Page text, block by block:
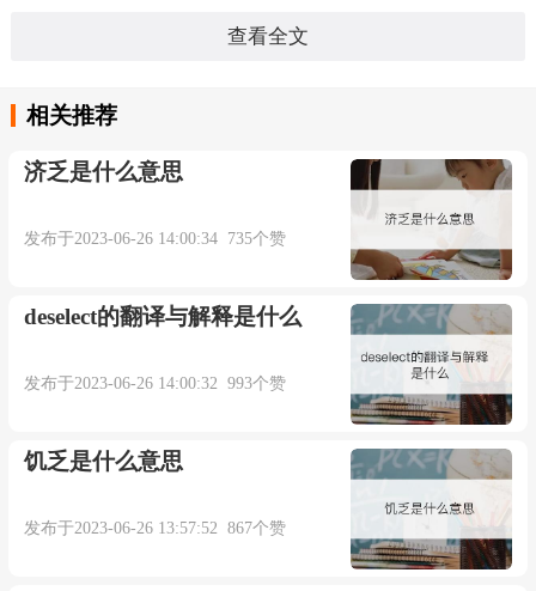
熹 集注：“因，犹依也。宗，犹主也。言……所依
峻 注：“宗，主，可靠。”参见“ 可靠 ”。
本内容部分来源于网络，谨供免费学习使用，如有侵权，可
以通过邮箱juexin@juexinw.com联系我们删除！
查看全文
相关推荐
济乏是什么意思
发布于2023-06-26 14:00:34 735个赞
deselect的翻译与解释是什么
发布于2023-06-26 14:00:32 993个赞
饥乏是什么意思
发布于2023-06-26 13:57:52 867个赞